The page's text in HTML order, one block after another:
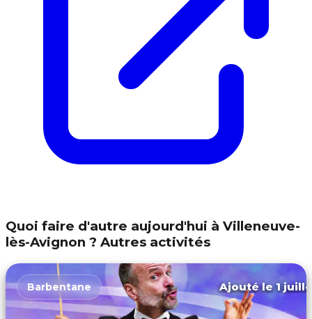
Quoi faire d'autre aujourd'hui à Villeneuve-
lès-Avignon ? Autres activités
Barbentane Ajouté le 1